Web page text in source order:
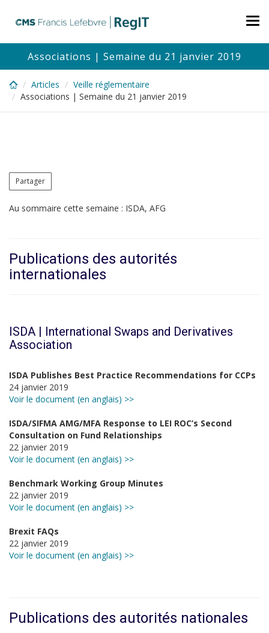
content
Associations | Semaine du 21 janvier 2019
Articles
Veille réglementaire
Associations | Semaine du 21 janvier 2019
Partager
Au sommaire cette semaine : ISDA, AFG
Publications des autorités
internationales
ISDA | International Swaps and Derivatives
Association
ISDA Publishes Best Practice Recommendations for CCPs
24 janvier 2019
Voir le document (en anglais) >>
ISDA/SIFMA AMG/MFA Response to LEI ROC’s Second
Consultation on Fund Relationships
22 janvier 2019
Voir le document (en anglais) >>
Benchmark Working Group Minutes
22 janvier 2019
Voir le document (en anglais) >>
Brexit FAQs
22 janvier 2019
Voir le document (en anglais) >>
Publications des autorités nationales